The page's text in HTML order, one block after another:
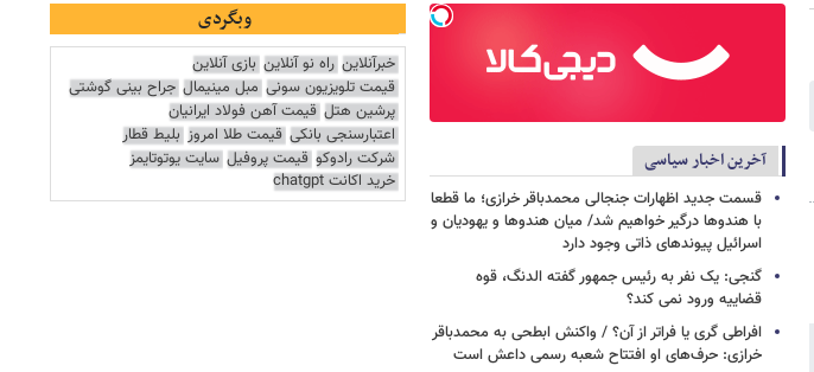
آخرین اخبار سیاسی
قسمت جدید اظهارات جنجالی محمدباقر خرازی؛ ما قطعا
با هندوها درگیر خواهیم شد/ میان هندوها و یهودیان و
اسرائیل پیوندهای ذاتی وجود دارد
گنجی: یک نفر به رئیس جمهور گفته الدنگ، قوه
قضاییه ورود نمی کند؟
افراطی گری یا فراتر از آن؟ / واکنش ابطحی به محمدباقر
خرازی: حرف‌های او افتتاح شعبه رسمی داعش است
وبگردی
خبرآنلاین راه نو آنلاین بازی آنلاین
قیمت تلویزیون سونی مبل مینیمال جراح بینی گوشتی
پرشین هتل قیمت آهن فولاد ایرانیان
اعتبارسنجی بانکی قیمت طلا امروز بلیط قطار
شرکت رادوکو قیمت پروفیل سایت یوتوتایمز
خرید اکانت chatgpt